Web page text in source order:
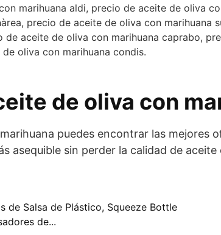
marihuana aldi, precio de aceite de oliva
precio de aceite de oliva con marihuana
aceite de oliva con marihuana caprabo,
oliva con marihuana condis.
de oliva con
puedes encontrar las mejores
asequible sin perder la calidad de
de Salsa de Plástico, Squeeze Bottle
de...